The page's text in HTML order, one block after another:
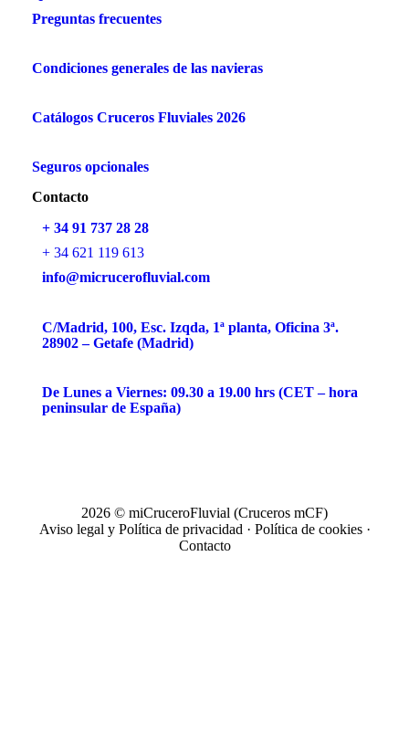
Preguntas frecuentes
Condiciones generales de las navieras
Catálogos Cruceros Fluviales 2026
Seguros opcionales
Contacto
+ 34 91 737 28 28
+ 34 621 119 613
info@micrucerofluvial.com
C/Madrid, 100, Esc. Izqda, 1ª planta, Oficina 3ª.
28902 – Getafe (Madrid)
De Lunes a Viernes: 09.30 a 19.00 hrs (CET – hora
peninsular de España)
2026 © miCruceroFluvial (Cruceros mCF)
Aviso legal y Política de privacidad · Política de cookies·
Contacto